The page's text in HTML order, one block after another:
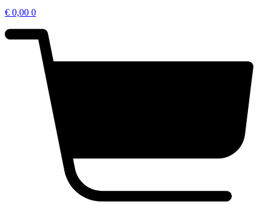
€ 0,00 0